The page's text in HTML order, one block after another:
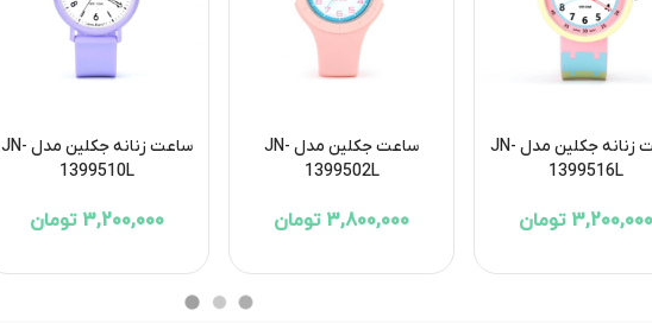
ساعت زنانه جکلین مدل JN-
1399516L
3,200,000 تومان
ساعت جکلین مدل JN-
1399502L
3,800,000 تومان
ساعت زنانه جکلین مدل JN-
1399510L
3,200,000 تومان